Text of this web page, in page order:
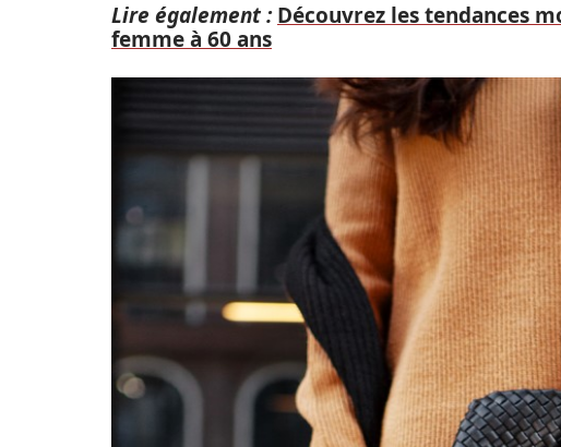
Lire également : Découvrez les tendances
femme à 60 ans